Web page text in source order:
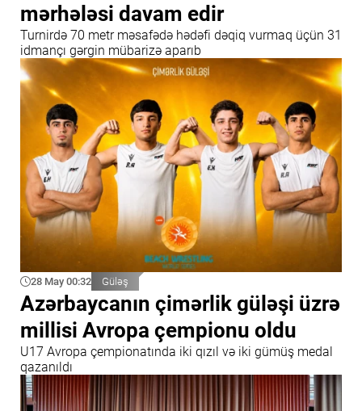
mərhələsi davam edir
Turnirdə 70 metr məsafədə hədəfi dəqiq vurmaq üçün 31
idmançı gərgin mübarizə aparıb
28 May 00:32 Güləş
Azərbaycanın çimərlik güləşi üzrə
millisi Avropa çempionu oldu
U17 Avropa çempionatında iki qızıl və iki gümüş medal
qazanıldı